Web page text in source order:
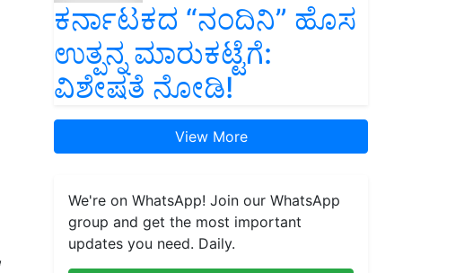
ಕರ್ನಾಟಕದ “ನಂದಿನಿ” ಹೊಸ
ಉತ್ಪನ್ನ ಮಾರುಕಟ್ಟೆಗೆ:
ವಿಶೇಷತೆ ನೋಡಿ!
View More
We're on WhatsApp! Join our WhatsApp
group and get the most important
updates you need. Daily.